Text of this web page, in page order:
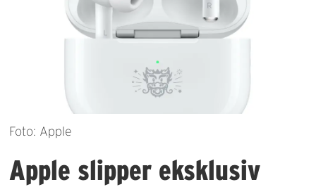
Foto: Apple
Apple slipper eksklusiv